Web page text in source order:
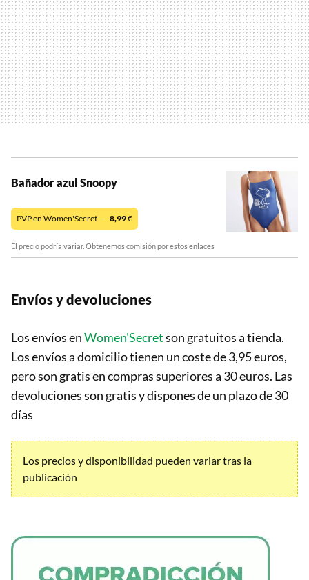
Bañador azul Snoopy
PVP en Women'Secret — 8,99€
El precio podría variar. Obtenemos comisión por estos enlaces
Envíos y devoluciones
Los envíos enWomen'Secretson gratuitos a tienda.
Los envíos a domicilio tienen un coste de 3,95 euros,
pero son gratis en compras superiores a 30 euros. Las
devoluciones son gratis y dispones de un plazo de 30
días
Los precios y disponibilidad pueden variar tras la
publicación